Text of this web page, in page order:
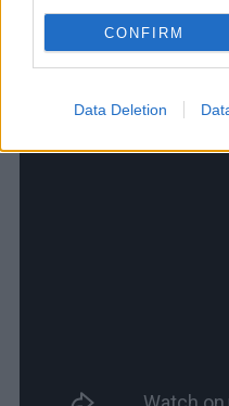
CONFIRM
Data Deletion